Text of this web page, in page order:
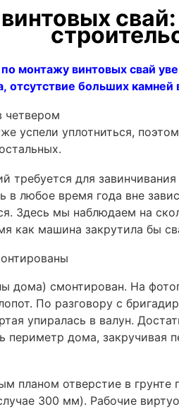
монтажу винтовых свай
отсутствие больших камней
успели уплотниться,
в любое время года вне
Здесь мы наблюдаем на
как машина закрутила бы
дома) смонтирован. На
По разговору с
упиралась в валун.
периметр дома, закручивая
планом отверстие в грунте
300 мм). Рабочие